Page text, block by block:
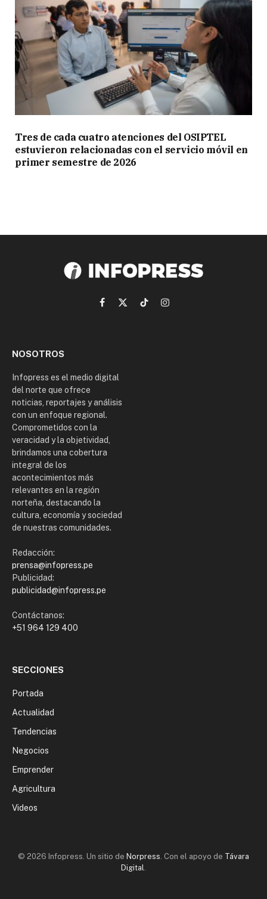
Tres de cada cuatro atenciones del OSIPTEL
estuvieron relacionadas con el servicio móvil en
primer semestre de 2026
Facebook
X
TikTokInstagram
NOSOTROS
Infopress es el medio digital
del norte que ofrece
noticias, reportajes y análisis
con un enfoque regional.
Comprometidos con la
veracidad y la objetividad,
brindamos una cobertura
integral de los
acontecimientos más
relevantes en la región
norteña, destacando la
cultura, economía y sociedad
de nuestras comunidades.
Redacción:
prensa@infopress.pe
Publicidad:
publicidad@infopress.pe
Contáctanos:
+51 964 129 400
SECCIONES
Portada
Actualidad
Tendencias
Negocios
Emprender
Agricultura
Videos
© 2026 Infopress. Un sitio de Norpress . Con el apoyo de Távara
Digital